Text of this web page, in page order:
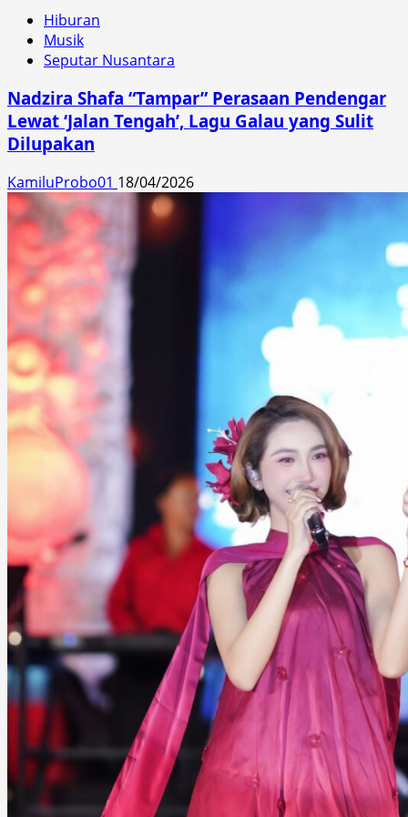
Hiburan
Musik
Seputar Nusantara
Nadzira Shafa “Tampar” Perasaan Pendengar
Lewat ‘Jalan Tengah’, Lagu Galau yang Sulit
Dilupakan
KamiluProbo01 18/04/2026